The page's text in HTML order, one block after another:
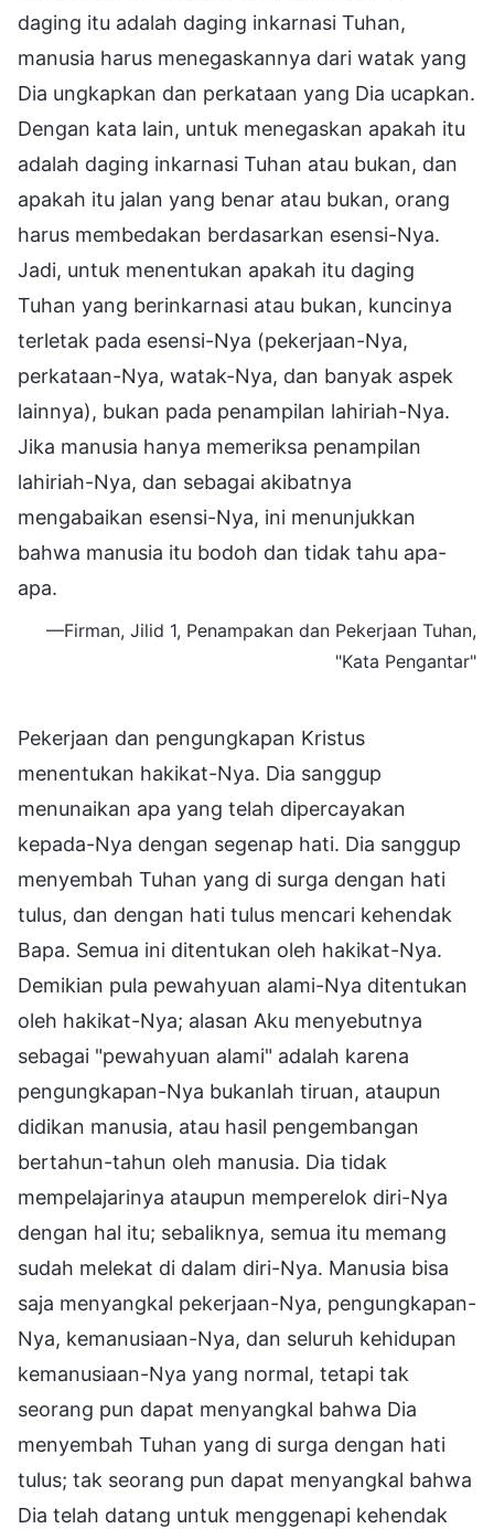
daging itu adalah daging inkarnasi Tuhan,
manusia harus menegaskannya dari watak yang
Dia ungkapkan dan perkataan yang Dia ucapkan.
Dengan kata lain, untuk menegaskan apakah itu
adalah daging inkarnasi Tuhan atau bukan, dan
apakah itu jalan yang benar atau bukan, orang
harus membedakan berdasarkan esensi-Nya.
Jadi, untuk menentukan apakah itu daging
Tuhan yang berinkarnasi atau bukan, kuncinya
terletak pada esensi-Nya (pekerjaan-Nya,
perkataan-Nya, watak-Nya, dan banyak aspek
lainnya), bukan pada penampilan lahiriah-Nya.
Jika manusia hanya memeriksa penampilan
lahiriah-Nya, dan sebagai akibatnya
mengabaikan esensi-Nya, ini menunjukkan
bahwa manusia itu bodoh dan tidak tahu apa-
apa.
—Firman, Jilid 1, Penampakan dan Pekerjaan Tuhan,
"Kata Pengantar"
Pekerjaan dan pengungkapan Kristus
menentukan hakikat-Nya. Dia sanggup
menunaikan apa yang telah dipercayakan
kepada-Nya dengan segenap hati. Dia sanggup
menyembah Tuhan yang di surga dengan hati
tulus, dan dengan hati tulus mencari kehendak
Bapa. Semua ini ditentukan oleh hakikat-Nya.
Demikian pula pewahyuan alami-Nya ditentukan
oleh hakikat-Nya; alasan Aku menyebutnya
sebagai "pewahyuan alami" adalah karena
pengungkapan-Nya bukanlah tiruan, ataupun
didikan manusia, atau hasil pengembangan
bertahun-tahun oleh manusia. Dia tidak
mempelajarinya ataupun memperelok diri-Nya
dengan hal itu; sebaliknya, semua itu memang
sudah melekat di dalam diri-Nya. Manusia bisa
saja menyangkal pekerjaan-Nya, pengungkapan-
Nya, kemanusiaan-Nya, dan seluruh kehidupan
kemanusiaan-Nya yang normal, tetapi tak
seorang pun dapat menyangkal bahwa Dia
menyembah Tuhan yang di surga dengan hati
tulus; tak seorang pun dapat menyangkal bahwa
Dia telah datang untuk menggenapi kehendak